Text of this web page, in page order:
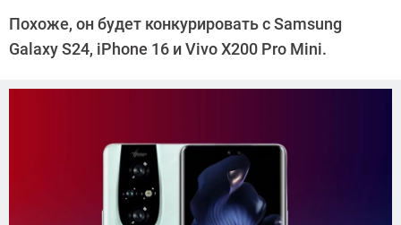
Довлатова
Похоже, он будет конкурировать с Samsung
Galaxy S24, iPhone 16 и Vivo X200 Pro Mini.